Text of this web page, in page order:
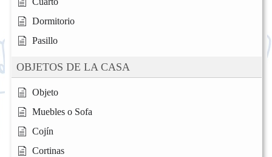
Dormitorio
Pasillo
OBJETOS DE LA CASA
Objeto
Muebles o Sofa
Cojín
Cortinas